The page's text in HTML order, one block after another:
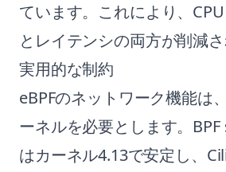
ています。これにより、
とレイテンシの両方が削減さ
実用的な制約
eBPFのネットワーク機能は
ーネルを必要とします。
はカーネル4.13で安定し、